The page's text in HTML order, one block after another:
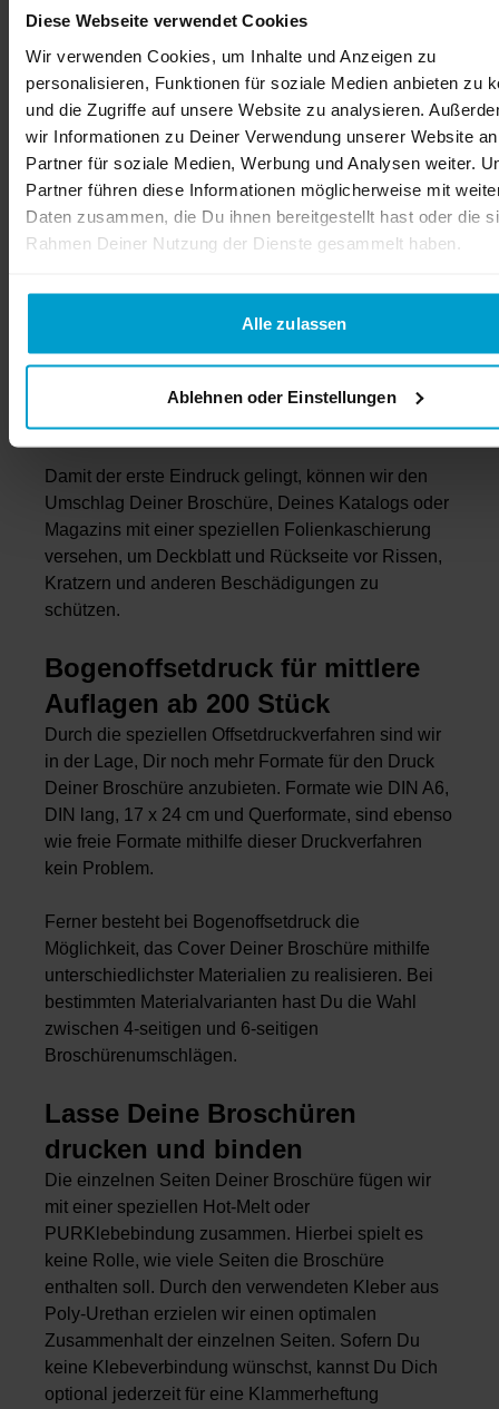
Diese Webseite verwendet Cookies
Wir verwenden Cookies, um Inhalte und Anzeigen zu
personalisieren, Funktionen für soziale Medien anbieten zu
und die Zugriffe auf unsere Website zu analysieren.
wir Informationen zu Deiner Verwendung unserer Website
Partner für soziale Medien, Werbung und Analysen weiter.
Partner führen diese Informationen möglicherweise mit
Daten zusammen, die Du ihnen bereitgestellt hast oder die
Rahmen Deiner Nutzung der Dienste gesammelt haben.
Alle zulassen
Ablehnen oder Einstellungen
oder Abschluss- und Hochzeitszeitungen – mit dem
Digitaldruck bestimmst Du selbst die Auflage
Deines Drucks. Denn bei flyerheaven kannst Du
auch in Kleinauflage ab einer Stückzahl von 1
professionellen drucken.
Als Deine Online Druckerei bieten wir Dir für den
Druck Deiner Broschüren im Digitaldruck viele
verschiedene Formate an, die beliebtesten sind:
Quadratdruck XL mit den Abmessungen 21 x
Damit der erste Eindruck gelingt, können wir den
Umschlag Deiner Broschüre, Deines Katalogs oder
Magazins mit einer speziellen Folienkaschierung
versehen, um Deckblatt und Rückseite vor Rissen,
Kratzern und anderen Beschädigungen zu
schützen.
Bogenoffsetdruck für mittlere
Auflagen ab 200 Stück
Durch die speziellen Offsetdruckverfahren sind wir
in der Lage, Dir noch mehr Formate für den Druck
Deiner Broschüre anzubieten. Formate wie DIN A6,
DIN lang, 17 x 24 cm und Querformate, sind ebenso
wie freie Formate mithilfe dieser Druckverfahren
kein Problem.
Ferner besteht bei Bogenoffsetdruck die
Möglichkeit, das Cover Deiner Broschüre mithilfe
unterschiedlichster Materialien zu realisieren. Bei
bestimmten Materialvarianten hast Du die Wahl
zwischen 4-seitigen und 6-seitigen
Broschürenumschlägen.
Lasse Deine Broschüren
drucken und binden
Die einzelnen Seiten Deiner Broschüre fügen wir
mit einer speziellen Hot-Melt oder
PURKlebebindung zusammen. Hierbei spielt es
keine Rolle, wie viele Seiten die Broschüre
enthalten soll. Durch den verwendeten Kleber aus
Poly-Urethan erzielen wir einen optimalen
Zusammenhalt der einzelnen Seiten. Sofern Du
keine Klebeverbindung wünschst, kannst Du Dich
optional jederzeit für eine Klammerheftung